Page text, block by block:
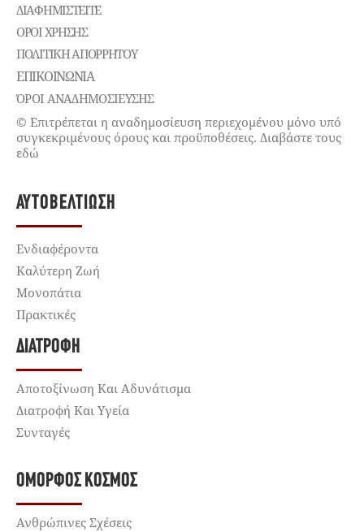
ΔΙΑΦΗΜΙΣΤΕΊΤΕ
ΌΡΟΙ ΧΡΉΣΗΣ
ΠΟΛΙΤΙΚΉ ΑΠΟΡΡΉΤΟΥ
ΕΠΙΚΟΙΝΩΝΊΑ
ΌΡΟΙ ΑΝΑΔΗΜΟΣΙΕΥΣΗΣ
© Επιτρέπεται η αναδημοσίευση περιεχομένου μόνο υπό
συγκεκριμένους όρους και προϋποθέσεις. Διαβάστε τους
εδώ
ΑΥΤΟΒΕΛΤΊΩΣΗ
Ενδιαφέροντα
Καλύτερη Ζωή
Μονοπάτια
Πρακτικές
ΔΙΑΤΡΟΦΉ
Αποτοξίνωση Και Αδυνάτισμα
Διατροφή Και Υγεία
Συνταγές
ΌΜΟΡΦΟΣ ΚΌΣΜΟΣ
Ανθρώπινες Σχέσεις